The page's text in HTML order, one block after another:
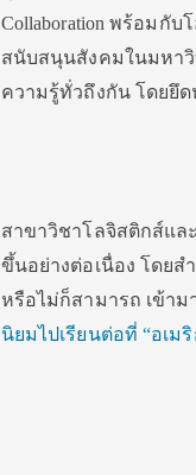
Collaboration พร้อมกั
สนับสนุนสังคมในมหาวิ
ความรู้ทั่วถึงกัน โดยยึด
สาขาวิชาโลจิสติกส์แล
ขึ้นอย่างต่อเนื่อง โดยส
หรือไม่ก็สามารถ เข้า
นิยมไปเรียนต่อที่ “อเมริ